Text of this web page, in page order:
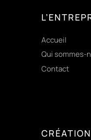
Accueil
Qui sommes-
Contact